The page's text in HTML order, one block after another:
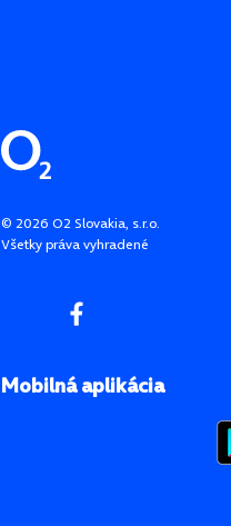
Pätička stránky
© 2026 O2 Slovakia, s.r.o.
Všetky práva vyhradené
Mobilná aplikácia